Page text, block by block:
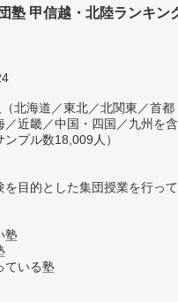
塾 甲信越・北陸ランキ
北海道／東北／北関東／首都
／近畿／中国・四国／九州を含
プル数18,009人）
目的とした集団授業を行って
塾
ている塾